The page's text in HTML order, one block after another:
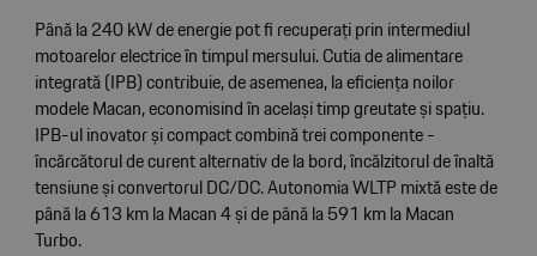
Până la 240 kW de energie pot fi recuperați prin intermediul
motoarelor electrice în timpul mersului. Cutia de alimentare
integrată (IPB) contribuie, de asemenea, la eficiența noilor
modele Macan, economisind în același timp greutate și spațiu.
IPB-ul inovator și compact combină trei componente -
încărcătorul de curent alternativ de la bord, încălzitorul de înaltă
tensiune și convertorul DC/DC. Autonomia WLTP mixtă este de
până la 613 km la Macan 4 și de până la 591 km la Macan
Turbo.